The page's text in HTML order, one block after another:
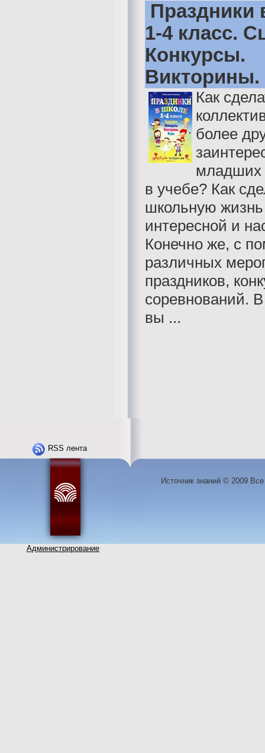
Праздники
1-4 класс.
Конкурсы.
Как
более
младших
в учебе? Как
школьную
интересной и
Конечно же, с
различных
праздников,
соревнований. В
вы ...
RSS лента
Администрирование
Источник знаний © 2009